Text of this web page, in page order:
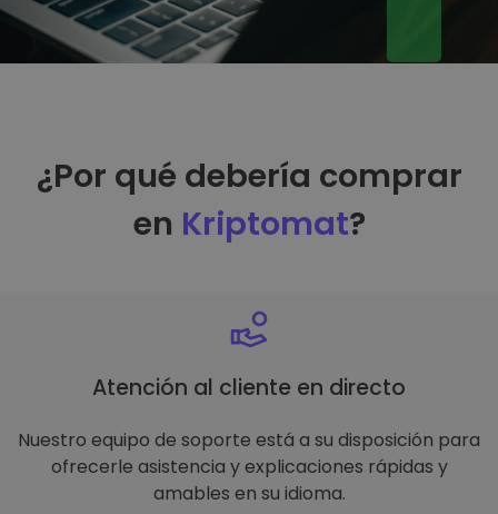
¿Por qué debería comprar
en Kriptomat?
Atención al cliente en directo
Nuestro equipo de soporte está a su disposición para
ofrecerle asistencia y explicaciones rápidas y
amables en su idioma.